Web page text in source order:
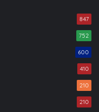
847
752
600
410
210
210